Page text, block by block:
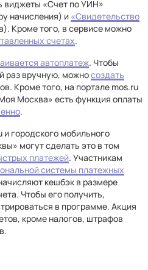
виджеты «Счет по УИН»
начисления) и «Свидетельство
Кроме того, в сервисе можно
счетах.
автоплатеж. Чтобы
раз вручную, можносоздать
Кроме того, на портале mos.ru
Москва» есть функция оплаты
.
и городского мобильного
могут сделать это в том
платежей. Участникам
системы платежных
кешбэк в размере
Чтобы его получить,
в программе. Акция
кроме налогов, штрафов